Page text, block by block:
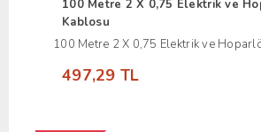
100 Metre 2 X 0,75 Elektrik ve
Kablosu
100 Metre 2 X 0,75 Elektrik ve
497,29 TL